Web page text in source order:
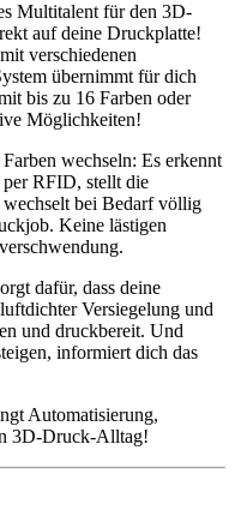
Multitalent für den 3D-
auf deine Druckplatte!
verschiedenen
übernimmt für dich
bis zu 16 Farben oder
Möglichkeiten!
wechseln: Es erkennt
RFID, stellt die
wechselt bei Bedarf völlig
Keine lästigen
dafür, dass deine
Versiegelung und
und druckbereit. Und
informiert dich das
Automatisierung,
3D-Druck-Alltag!